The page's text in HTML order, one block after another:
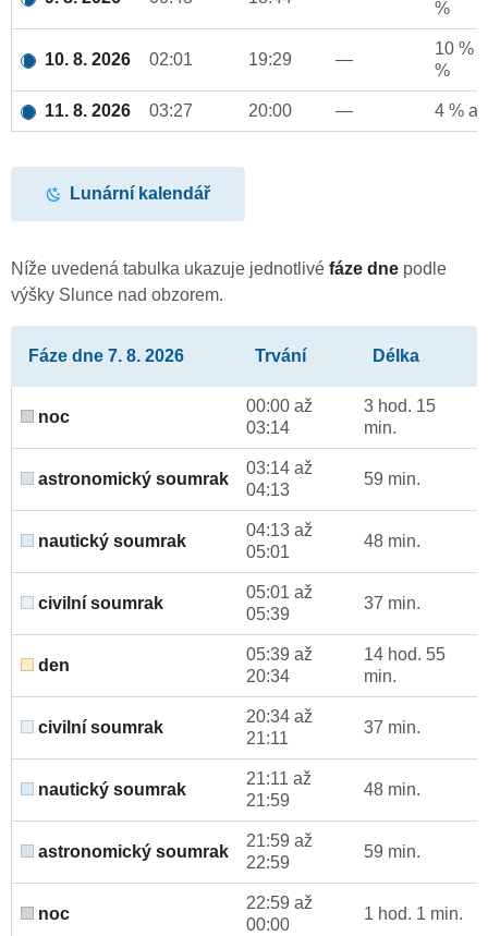
%
10. 8. 2026 02:01 19:29 —
10 %
%
11. 8. 2026 03:27 20:00 — 4 %
Lunární kalendář
Níže uvedená tabulka ukazuje jednotlivé fáze dne podle
výšky Slunce nad obzorem.
Fáze dne 7. 8. 2026 Trvání Délka
noc
00:00 až
03:14
3 hod. 15
min.
astronomický soumrak
03:14 až
04:13
59 min.
nautický soumrak
04:13 až
05:01
48 min.
civilní soumrak
05:01 až
05:39
37 min.
den
05:39 až
20:34
14 hod. 55
min.
civilní soumrak
20:34 až
21:11
37 min.
nautický soumrak
21:11 až
21:59
48 min.
astronomický soumrak
21:59 až
22:59
59 min.
noc
22:59 až
00:00
1 hod. 1 min.